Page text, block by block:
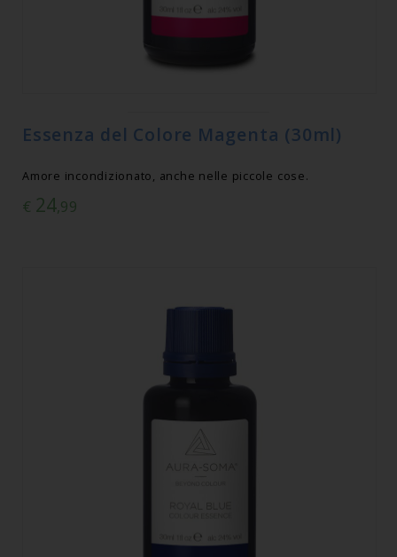
Essenza del Colore Magenta (30ml)
Amore incondizionato, anche nelle piccole cose.
€ 24,99